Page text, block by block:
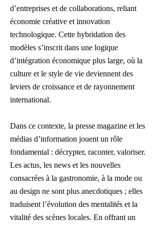
d’entreprises et de collaborations, reliant
économie créative et innovation
technologique. Cette hybridation des
modèles s’inscrit dans une logique
d’intégration économique plus large, où la
culture et le style de vie deviennent des
leviers de croissance et de rayonnement
international.
Dans ce contexte, la presse magazine et les
médias d’information jouent un rôle
fondamental : décrypter, raconter, valoriser.
Les actus, les news et les nouvelles
consacrées à la gastronomie, à la mode ou
au design ne sont plus anecdotiques ; elles
traduisent l’évolution des mentalités et la
vitalité des scènes locales. En offrant un